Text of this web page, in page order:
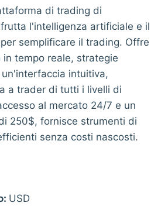
di trading di
l'intelligenza artificiale e il
semplificare il trading. Offre
tempo reale, strategie
intuitiva,
a trader di tutti i livelli di
al mercato 24/7 e un
250$, fornisce strumenti di
senza costi nascosti.
USD